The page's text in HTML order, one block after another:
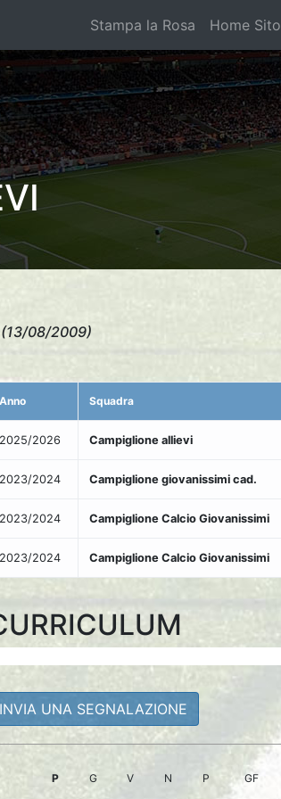
Stampa la Rosa Home Sito
(13/08/2009)
Anno Squadra
2025/2026 Campiglione allievi
2023/2024 Campiglione giovanissimi cad.
2023/2024 Campiglione Calcio Giovanissimi
2023/2024 Campiglione Calcio Giovanissimi
INVIA UNA SEGNALAZIONE
P G V N P GF